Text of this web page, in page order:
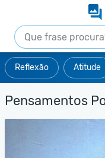
Reflexão Atitude
Pensamentos